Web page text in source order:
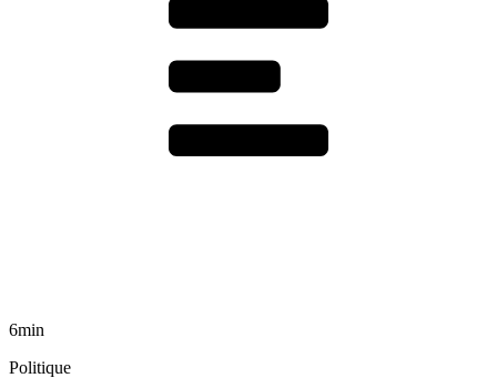
6min
Politique